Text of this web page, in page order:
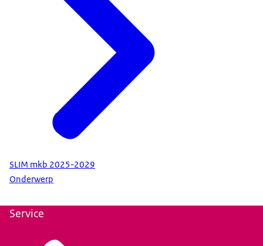
SLIM mkb 2025-2029
Onderwerp
Service